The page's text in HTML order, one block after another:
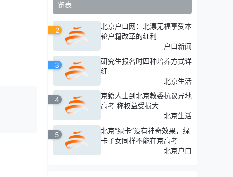
览表
2
北京户口网：北漂无福享受本
轮户籍改革的红利
户口新闻
3
研究生报名时四种培养方式详
细
北京生活
4
京籍人士到北京教委抗议异地
高考 称权益受损大
北京生活
5
北京“绿卡”没有神奇效果，绿
卡子女同样不能在京高考
北京户口